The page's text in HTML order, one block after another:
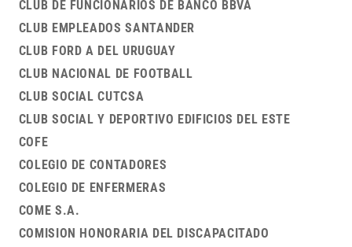
CLUB DE FUNCIONARIOS DE BANCO BBVA
CLUB EMPLEADOS SANTANDER
CLUB FORD A DEL URUGUAY
CLUB NACIONAL DE FOOTBALL
CLUB SOCIAL CUTCSA
CLUB SOCIAL Y DEPORTIVO EDIFICIOS DEL ESTE
COFE
COLEGIO DE CONTADORES
COLEGIO DE ENFERMERAS
COME S.A.
COMISION HONORARIA DEL DISCAPACITADO